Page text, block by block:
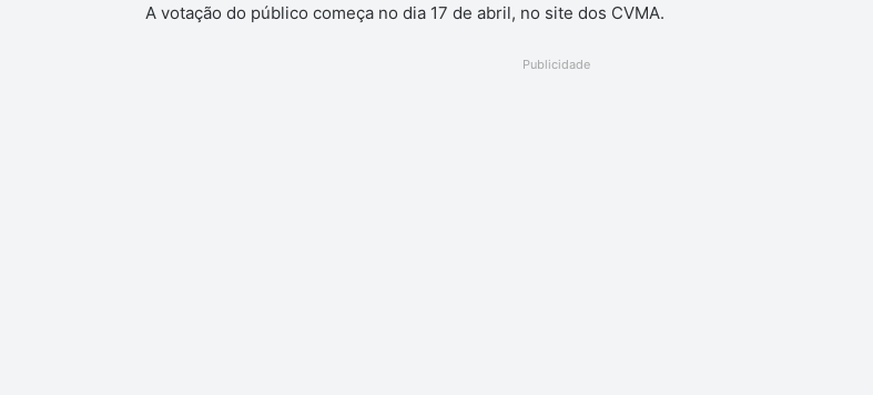
A votação do público começa no dia 17 de abril, no site dos CVMA.
Publicidade